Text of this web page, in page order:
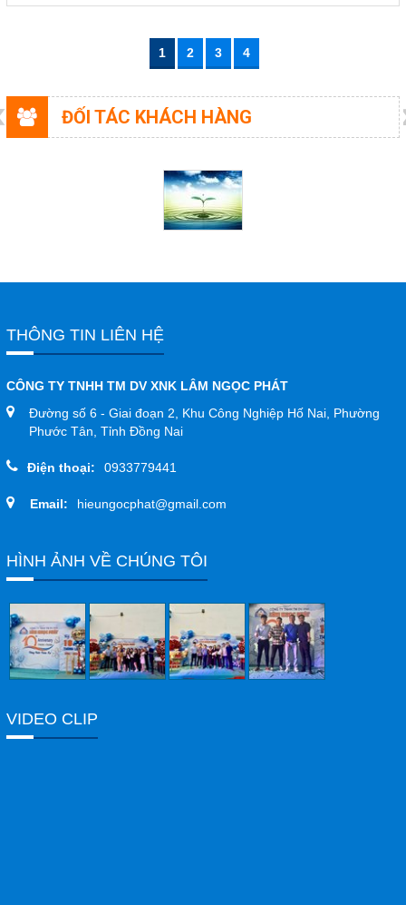
1 2 3 4
ĐỐI TÁC KHÁCH HÀNG
THÔNG TIN LIÊN HỆ
CÔNG TY TNHH TM DV XNK LÂM NGỌC PHÁT
Đường số 6 - Giai đoạn 2, Khu Công Nghiệp Hố Nai, Phường
Phước Tân, Tỉnh Đồng Nai
Điện thoại: 0933779441
Email: hieungocphat@gmail.com
HÌNH ẢNH VỀ CHÚNG TÔI
VIDEO CLIP